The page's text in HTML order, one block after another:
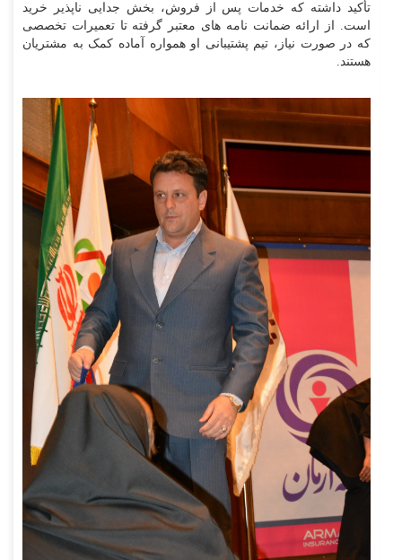
تأکید داشته که خدمات پس از فروش، بخش جدایی ناپذیر خرید
است. از ارائه ضمانت نامه های معتبر گرفته تا تعمیرات تخصصی
که در صورت نیاز، تیم پشتیبانی او همواره آماده کمک به مشتریان
هستند.